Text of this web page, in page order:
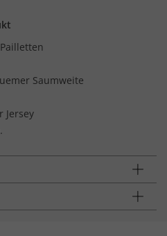
Saumweite
Jersey